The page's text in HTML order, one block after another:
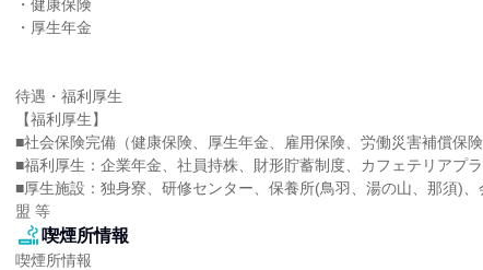
・健康保険
・厚生年金
待遇・福利厚生
【福利厚生】
■社会保険完備（健康保険、厚生年金、雇用保険、労働災害補償保険
■福利厚生：企業年金、社員持株、財形貯蓄制度、カフェテリアプ
■厚生施設：独身寮、研修センター、保養所(鳥羽、湯の山、那須)
盟 等
喫煙所情報
喫煙所情報